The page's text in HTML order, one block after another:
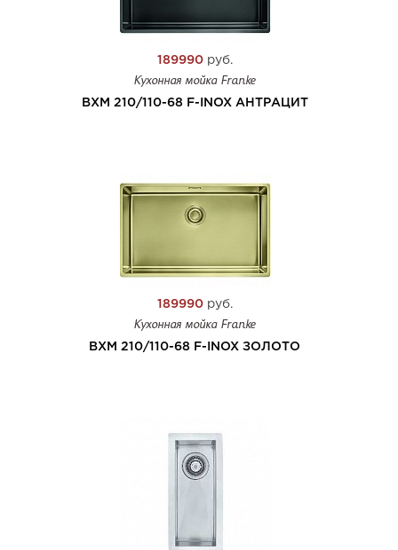
189990руб.
Кухонная мойка Franke
BXM 210/110-68 F-INOX АНТРАЦИТ
189990руб.
Кухонная мойка Franke
BXM 210/110-68 F-INOX ЗОЛОТО